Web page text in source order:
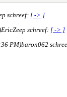
schreef: [ -> ]
EricZeep schreef: [ -> ]
PM)baron062